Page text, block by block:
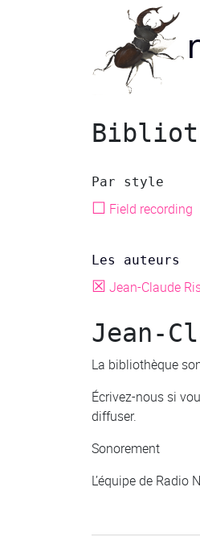
Par style
☐ Field recording
Les auteurs
☒ Jean-Claude
Jean-
La bibliothèque
Écrivez-nous si
diffuser.
Sonorement
L’équipe de Radio